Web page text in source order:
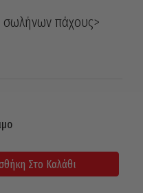
πάχους>
Στο Καλάθι